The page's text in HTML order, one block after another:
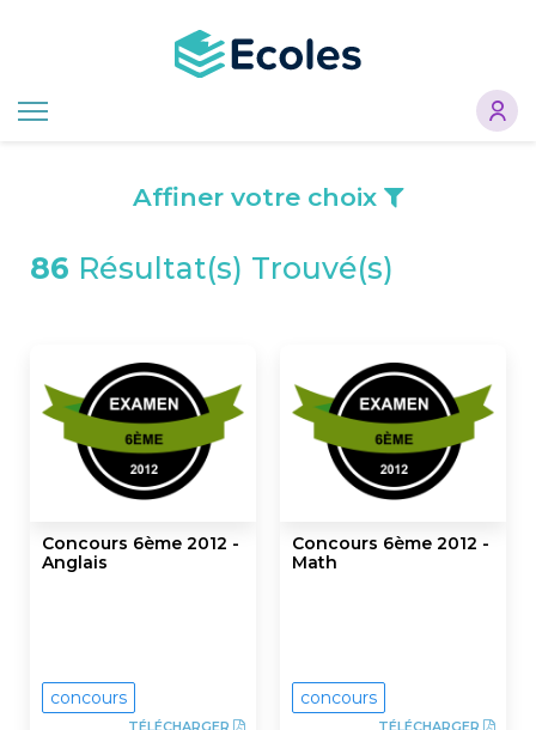
principal
Affiner votre choix
86 Résultat(s) Trouvé(s)
Concours 6ème 2012 -
Anglais
concours
TÉLÉCHARGER
Concours 6ème 2012 -
Math
concours
TÉLÉCHARGER